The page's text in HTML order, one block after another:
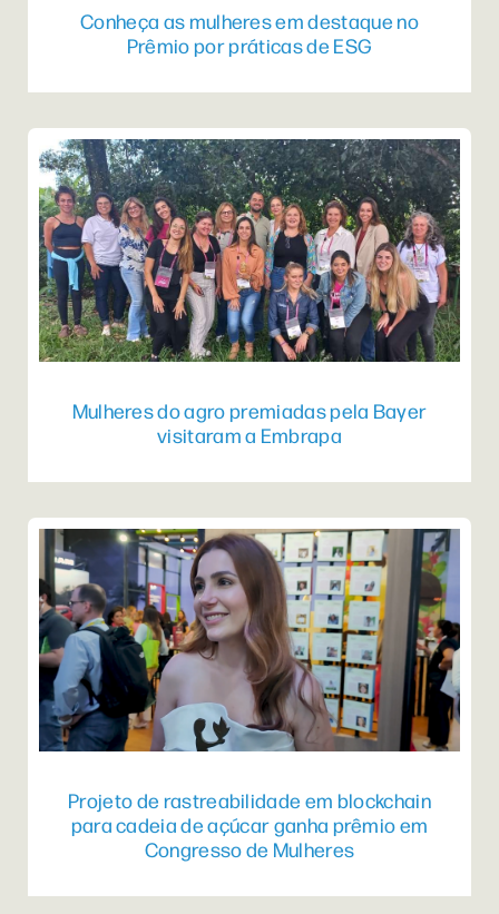
Conheça as mulheres em destaque no
Prêmio por práticas de ESG
Mulheres do agro premiadas pela Bayer
visitaram a Embrapa
Projeto de rastreabilidade em blockchain
para cadeia de açúcar ganha prêmio em
Congresso de Mulheres